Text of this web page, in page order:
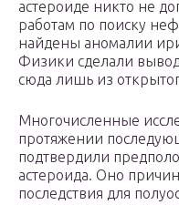
астероиде никто не
работам по поиску
найдены аномалии
Физики сделали
сюда лишь из
Многочисленные
протяжении
подтвердили
астероида. Оно
последствия для